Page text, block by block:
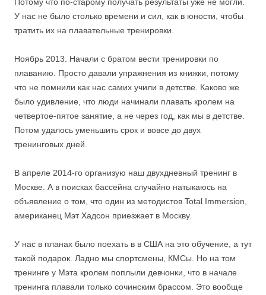
Потому что по-старому получать результаты уже не могли.
У нас не было столько времени и сил, как в юности, чтобы
тратить их на плавательные тренировки.
Ноябрь 2013. Начали с братом вести тренировки по
плаванию. Просто давали упражнения из книжки, потому
что не помнили как нас самих учили в детстве. Каково же
было удивление, что люди начинали плавать кролем на
четвертое-пятое занятие, а не через год, как мы в детстве.
Потом удалось уменьшить срок и вовсе до двух
тренинговых дней.
В апреле 2014-го организую наш двухдневный тренинг в
Москве. А в поисках бассейна случайно натыкаюсь на
объявление о том, что один из методистов Total Immersion,
американец Мэт Хадсон приезжает в Москву.
У нас в планах было поехать в в США на это обучение, а тут
такой подарок. Ладно мы спортсмены, КМСы. Но на том
тренинге у Мэта кролем поплыли девчонки, что в начале
тренинга плавали только сочинским брассом. Это вообще